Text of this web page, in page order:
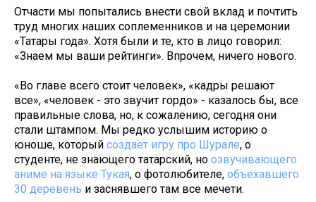
Отчасти мы попытались внести свой вклад и почтить
труд многих наших соплеменников и на церемонии
«Татары года». Хотя были и те, кто в лицо говорил:
«Знаем мы ваши рейтинги». Впрочем, ничего нового.
«Во главе всего стоит человек», «кадры решают
все», «человек - это звучит гордо» - казалось бы, все
правильные слова, но, к сожалению, сегодня они
стали штампом. Мы редко услышим историю о
юноше, который создает игру про Шурале, о
студенте, не знающего татарский, но озвучивающего
аниме на языке Тукая, о фотолюбителе, объехавшего
30 деревень и заснявшего там все мечети.